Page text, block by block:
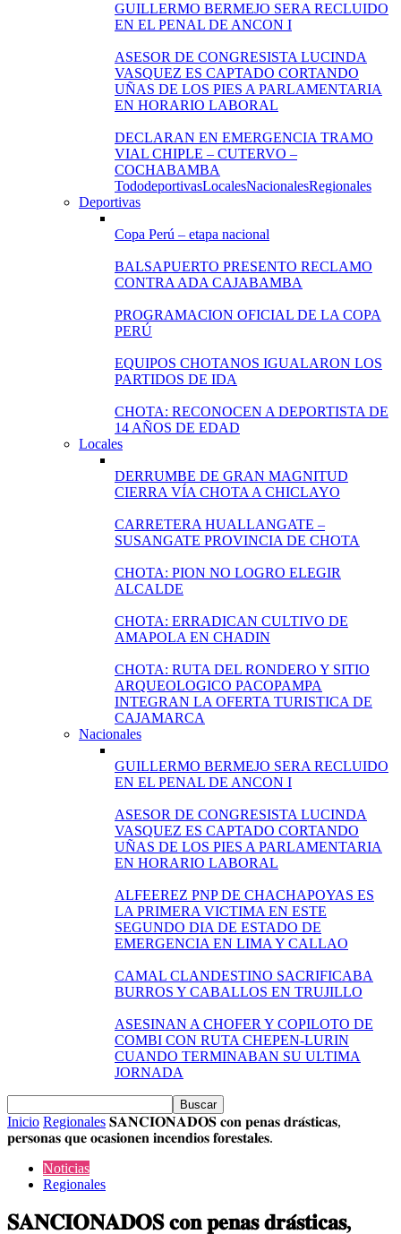
GUILLERMO BERMEJO SERA RECLUIDO
EN EL PENAL DE ANCON I
ASESOR DE CONGRESISTA LUCINDA
VASQUEZ ES CAPTADO CORTANDO
UÑAS DE LOS PIES A PARLAMENTARIA
EN HORARIO LABORAL
DECLARAN EN EMERGENCIA TRAMO
VIAL CHIPLE – CUTERVO –
COCHABAMBA
TododeportivasLocalesNacionalesRegionales
Deportivas
Copa Perú – etapa nacional
BALSAPUERTO PRESENTO RECLAMO
CONTRA ADA CAJABAMBA
PROGRAMACION OFICIAL DE LA COPA
PERÚ
EQUIPOS CHOTANOS IGUALARON LOS
PARTIDOS DE IDA
CHOTA: RECONOCEN A DEPORTISTA DE
14 AÑOS DE EDAD
Locales
DERRUMBE DE GRAN MAGNITUD
CIERRA VÍA CHOTA A CHICLAYO
CARRETERA HUALLANGATE –
SUSANGATE PROVINCIA DE CHOTA
CHOTA: PION NO LOGRO ELEGIR
ALCALDE
CHOTA: ERRADICAN CULTIVO DE
AMAPOLA EN CHADIN
CHOTA: RUTA DEL RONDERO Y SITIO
ARQUEOLOGICO PACOPAMPA
INTEGRAN LA OFERTA TURISTICA DE
CAJAMARCA
Nacionales
GUILLERMO BERMEJO SERA RECLUIDO
EN EL PENAL DE ANCON I
ASESOR DE CONGRESISTA LUCINDA
VASQUEZ ES CAPTADO CORTANDO
UÑAS DE LOS PIES A PARLAMENTARIA
EN HORARIO LABORAL
ALFEEREZ PNP DE CHACHAPOYAS ES
LA PRIMERA VICTIMA EN ESTE
SEGUNDO DIA DE ESTADO DE
EMERGENCIA EN LIMA Y CALLAO
CAMAL CLANDESTINO SACRIFICABA
BURROS Y CABALLOS EN TRUJILLO
ASESINAN A CHOFER Y COPILOTO DE
COMBI CON RUTA CHEPEN-LURIN
CUANDO TERMINABAN SU ULTIMA
JORNADA
Inicio Regionales 𝐒𝐀𝐍𝐂𝐈𝐎𝐍𝐀𝐃𝐎𝐒 𝐜𝐨𝐧 𝐩𝐞𝐧𝐚𝐬 𝐝𝐫𝐚́𝐬𝐭𝐢𝐜𝐚𝐬,
𝐩𝐞𝐫𝐬𝐨𝐧𝐚𝐬 𝐪𝐮𝐞 𝐨𝐜𝐚𝐬𝐢𝐨𝐧𝐞𝐧 𝐢𝐧𝐜𝐞𝐧𝐝𝐢𝐨𝐬 𝐟𝐨𝐫𝐞𝐬𝐭𝐚𝐥𝐞𝐬.
Noticias
Regionales
𝐒𝐀𝐍𝐂𝐈𝐎𝐍𝐀𝐃𝐎𝐒 𝐜𝐨𝐧 𝐩𝐞𝐧𝐚𝐬 𝐝𝐫𝐚́𝐬𝐭𝐢𝐜𝐚𝐬,